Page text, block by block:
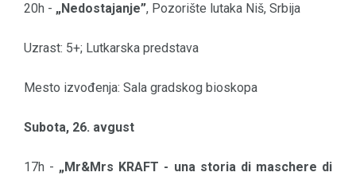
20h - „Nedostajanje”, Pozorište lutaka Niš, Srbija
Uzrast: 5+; Lutkarska predstava
Mesto izvođenja: Sala gradskog bioskopa
Subota, 26. avgust
17h - „Mr&Mrs KRAFT - una storia di maschere di